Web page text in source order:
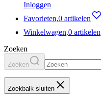
Inloggen
Favorieten,0 artikelen
Winkelwagen,0 artikelen
Zoeken
Zoeken
Zoekbalk sluiten